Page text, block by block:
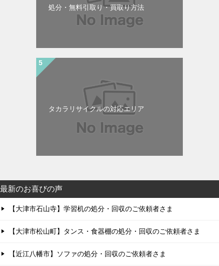
処分・無料引取り・買取り方法
タカラリサイクルの対応エリア
最新のお喜びの声
【大津市石山寺】学習机の処分・回収のご依頼者さま
【大津市松山町】タンス・食器棚の処分・回収のご依頼者さま
【近江八幡市】ソファの処分・回収のご依頼者さま